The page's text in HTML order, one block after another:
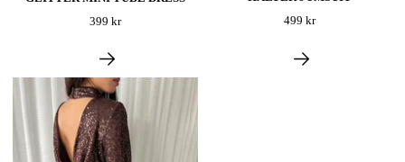
399 kr
499 kr